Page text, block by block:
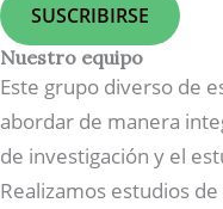
SUSCRIBIRSE
Nuestro equipo
Este grupo diverso de
abordar de manera
de investigación y el
Realizamos estudios